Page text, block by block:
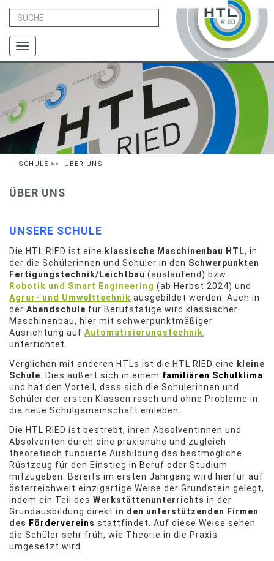
Toggle
navigation
SCHULE >> ÜBER UNS
ÜBER UNS
UNSERE SCHULE
Die HTL RIED ist eine klassische Maschinenbau HTL, in
der die Schülerinnen und Schüler in den Schwerpunkten
Fertigungstechnik/Leichtbau (auslaufend) bzw.
Robotik und Smart Engineering (ab Herbst 2024) und
Agrar- und Umwelttechnik ausgebildet werden. Auch in
der Abendschule für Berufstätige wird klassischer
Maschinenbau, hier mit schwerpunktmäßiger
Ausrichtung auf Automatisierungstechnik,
unterrichtet.
Verglichen mit anderen HTLs ist die HTL RIED eine kleine
Schule. Dies äußert sich in einem familiären Schulklima
und hat den Vorteil, dass sich die Schülerinnen und
Schüler der ersten Klassen rasch und ohne Probleme in
die neue Schulgemeinschaft einleben.
Die HTL RIED ist bestrebt, ihren Absolventinnen und
Absolventen durch eine praxisnahe und zugleich
theoretisch fundierte Ausbildung das bestmögliche
Rüstzeug für den Einstieg in Beruf oder Studium
mitzugeben. Bereits im ersten Jahrgang wird hierfür auf
österreichweit einzigartige Weise der Grundstein gelegt,
indem ein Teil des Werkstättenunterrichts in der
Grundausbildung direkt in den unterstützenden Firmen
des Fördervereins stattfindet. Auf diese Weise sehen
die Schüler sehr früh, wie Theorie in die Praxis
umgesetzt wird.